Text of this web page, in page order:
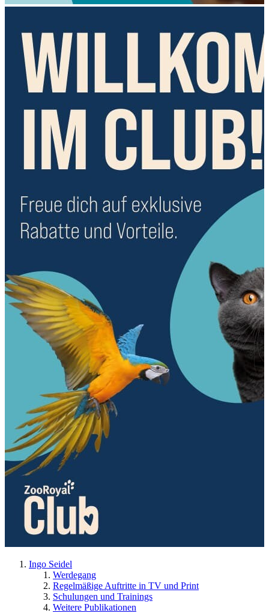
Ingo Seidel
Werdegang
Regelmäßige Auftritte in TV und Print
Schulungen und Trainings
Weitere Publikationen